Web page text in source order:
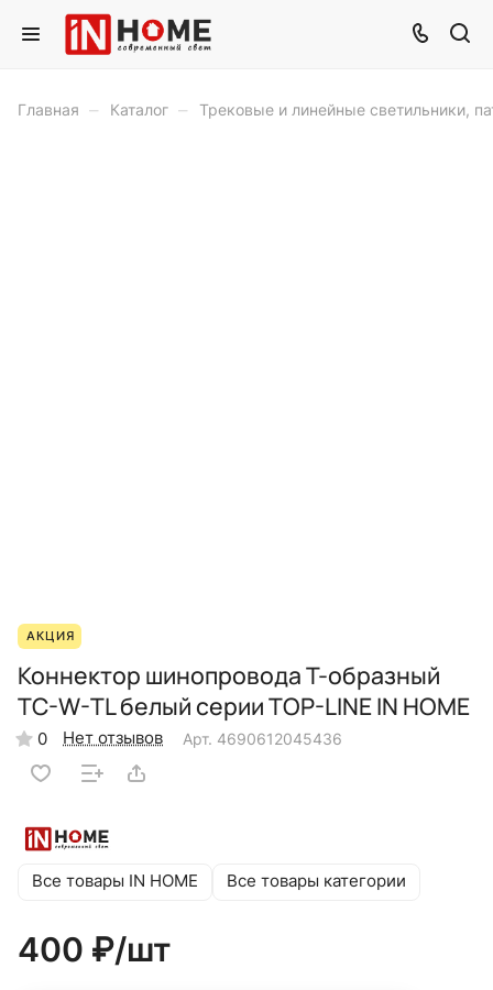
Главная – Каталог – Трековые и линейные светильники,
АКЦИЯ
Коннектор шинопровода T-образный
TC-W-TL белый серии TOP-LINE IN HOME
0 Нет отзывов Арт. 4690612045436
Все товары IN HOME Все товары категории
400 ₽/шт